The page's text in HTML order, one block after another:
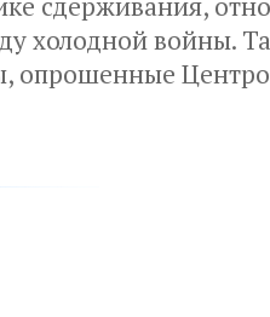
холодной войны.
опрошенные